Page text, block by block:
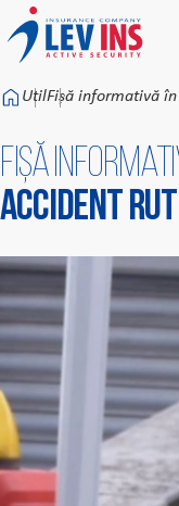
Към основното
UtilFișă informativă
Fișă
accident